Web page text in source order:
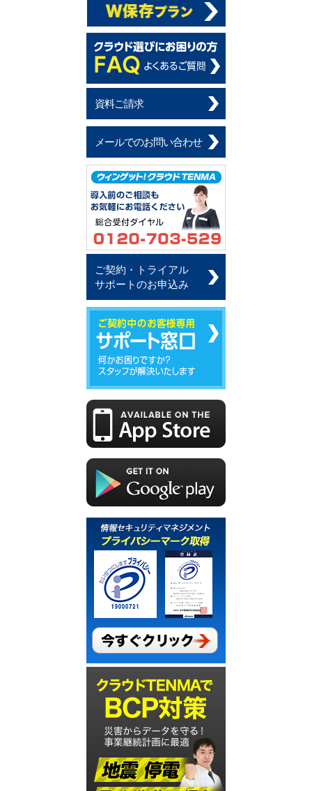
資料ご請求
メールでのお問い合わせ
ご契約・トライアル
サポートのお申込み